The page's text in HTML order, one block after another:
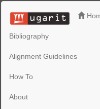
Bibliography
Alignment Guidelines
How To
About